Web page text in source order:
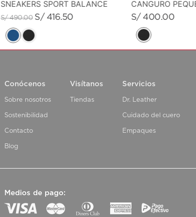
SNEAKERS SPORT BALANCE
S/ 490.00 S/ 416.50 S/ 400.00
Conócenos
Sobre nosotros
Sostenibilidad
Contacto
Blog
Visítanos
Tiendas
Servicios
Dr. Leather
Cuidado del cuero
Empaques
Medios de pago: